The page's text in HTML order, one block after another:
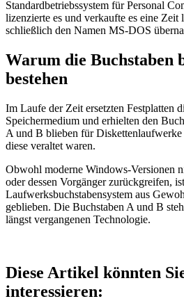
Standardbetriebssystem für Personal
lizenzierte es und verkaufte es eine Zeit
schließlich den Namen MS-DOS
Warum die Buchstaben
bestehen
Im Laufe der Zeit ersetzten Festplatten
Speichermedium und erhielten den
A und B blieben für Diskettenlaufwerke
diese veraltet waren.
Obwohl moderne Windows-Versionen
oder dessen Vorgänger zurückgreifen,
Laufwerksbuchstabensystem aus
geblieben. Die Buchstaben A und B
längst vergangenen Technologie.
Diese Artikel könnten
interessieren: